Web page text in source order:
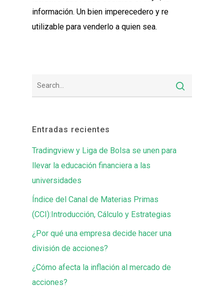
información. Un bien imperecedero y re
utilizable para venderlo a quien sea.
Entradas recientes
Tradingview y Liga de Bolsa se unen para
llevar la educación financiera a las
universidades
Índice del Canal de Materias Primas
(CCI):Introducción, Cálculo y Estrategias
¿Por qué una empresa decide hacer una
división de acciones?
¿Cómo afecta la inflación al mercado de
acciones?